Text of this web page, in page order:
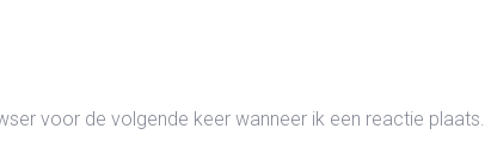
voor de volgende keer wanneer ik een reactie plaats.